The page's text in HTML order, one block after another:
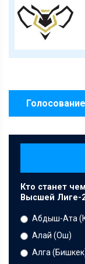
Голосование
Кто станет
Высшей Лиге-
Абдыш-Ата
Алай (Ош)
Алга